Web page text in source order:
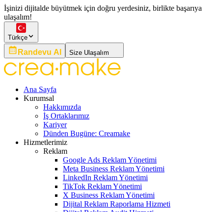
İşinizi dijitalde büyütmek için doğru yerdesiniz, birlikte başarıya
ulaşalım!
Türkçe
Randevu Al Size Ulaşalım
Ana Sayfa
Kurumsal
Hakkımızda
İş Ortaklarımız
Kariyer
Dünden Bugüne: Creamake
Hizmetlerimiz
Reklam
Google Ads Reklam Yönetimi
Meta Business Reklam Yönetimi
LinkedIn Reklam Yönetimi
TikTok Reklam Yönetimi
X Business Reklam Yönetimi
Dijital Reklam Raporlama Hizmeti